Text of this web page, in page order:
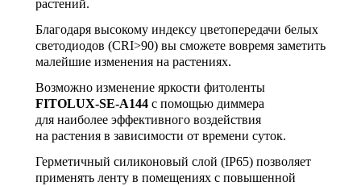
растений.
Благодаря высокому индексу цветопередачи белых
светодиодов (CRI>90) вы сможете вовремя заметить
малейшие изменения на растениях.
Возможно изменение яркости фитоленты
FITOLUX-SE-A144 с помощью диммера
для наиболее эффективного воздействия
на растения в зависимости от времени суток.
Герметичный силиконовый слой (IP65) позволяет
применять ленту в помещениях с повышенной